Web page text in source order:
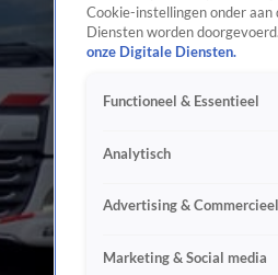
Cookie-instellingen onder
Diensten worden doorgevoerd.
onze Digitale Diensten.
Functioneel & Essentieel
Analytisch
Advertising & Commercieel
Marketing & Social media